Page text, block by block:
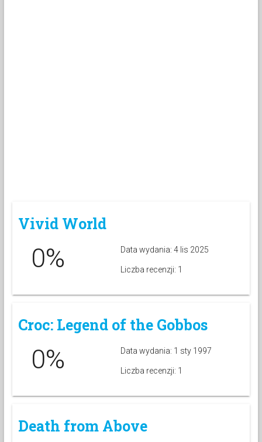
Vivid World
0% Data wydania: 4 lis 2025
Liczba recenzji: 1
Croc: Legend of the Gobbos
0% Data wydania: 1 sty 1997
Liczba recenzji: 1
Death from Above